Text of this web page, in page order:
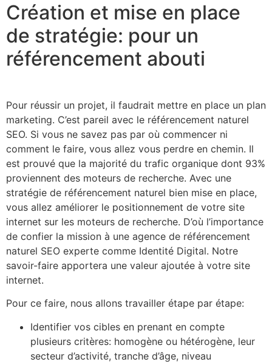
Création et mise en place
de stratégie: pour un
référencement abouti
Pour réussir un projet, il faudrait mettre en place un plan
marketing. C’est pareil avec le référencement naturel
SEO. Si vous ne savez pas par où commencer ni
comment le faire, vous allez vous perdre en chemin. Il
est prouvé que la majorité du trafic organique dont 93%
proviennent des moteurs de recherche. Avec une
stratégie de référencement naturel bien mise en place,
vous allez améliorer le positionnement de votre site
internet sur les moteurs de recherche. D’où l’importance
de confier la mission à une agence de référencement
naturel SEO experte comme Identité Digital. Notre
savoir-faire apportera une valeur ajoutée à votre site
internet.
Pour ce faire, nous allons travailler étape par étape:
Identifier vos cibles en prenant en compte
plusieurs critères: homogène ou hétérogène, leur
secteur d’activité, tranche d’âge, niveau